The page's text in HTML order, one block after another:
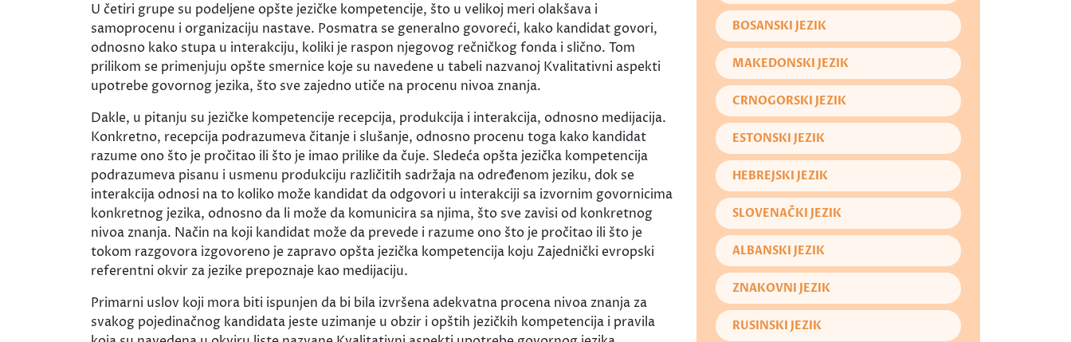
U četiri grupe su podeljene opšte jezičke kompetencije, što u velikoj meri olakšava i
samoprocenu i organizaciju nastave. Posmatra se generalno govoreći, kako kandidat govori,
odnosno kako stupa u interakciju, koliki je raspon njegovog rečničkog fonda i slično. Tom
prilikom se primenjuju opšte smernice koje su navedene u tabeli nazvanoj Kvalitativni aspekti
upotrebe govornog jezika, što sve zajedno utiče na procenu nivoa znanja.
Dakle, u pitanju su jezičke kompetencije recepcija, produkcija i interakcija, odnosno medijacija.
Konkretno, recepcija podrazumeva čitanje i slušanje, odnosno procenu toga kako kandidat
razume ono što je pročitao ili što je imao prilike da čuje. Sledeća opšta jezička kompetencija
podrazumeva pisanu i usmenu produkciju različitih sadržaja na određenom jeziku, dok se
interakcija odnosi na to koliko može kandidat da odgovori u interakciji sa izvornim govornicima
konkretnog jezika, odnosno da li može da komunicira sa njima, što sve zavisi od konkretnog
nivoa znanja. Način na koji kandidat može da prevede i razume ono što je pročitao ili što je
tokom razgovora izgovoreno je zapravo opšta jezička kompetencija koju Zajednički evropski
referentni okvir za jezike prepoznaje kao medijaciju.
Primarni uslov koji mora biti ispunjen da bi bila izvršena adekvatna procena nivoa znanja za
svakog pojedinačnog kandidata jeste uzimanje u obzir i opštih jezičkih kompetencija i pravila
BOSANSKI JEZIK
MAKEDONSKI JEZIK
CRNOGORSKI JEZIK
ESTONSKI JEZIK
HEBREJSKI JEZIK
SLOVENAČKI JEZIK
ALBANSKI JEZIK
ZNAKOVNI JEZIK
RUSINSKI JEZIK